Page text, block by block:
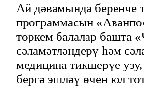
Ай дәвамында беренче
программасын
төркем балалар башта
сәламәтләндерү һәм
медицина тикшерүе
бергә эшләү өчен юл